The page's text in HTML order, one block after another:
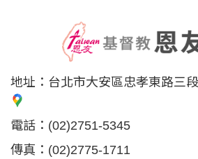
地址： 台北市大安區忠孝東路三
電話： (02)2751-5345
傳真： (02)2775-1711